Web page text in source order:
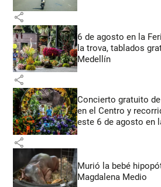
share
6 de agosto en la
la trova, tablados
Medellín
share
Concierto gratuito
en el Centro y
este 6 de agosto en
share
Murió la bebé
Magdalena Medio